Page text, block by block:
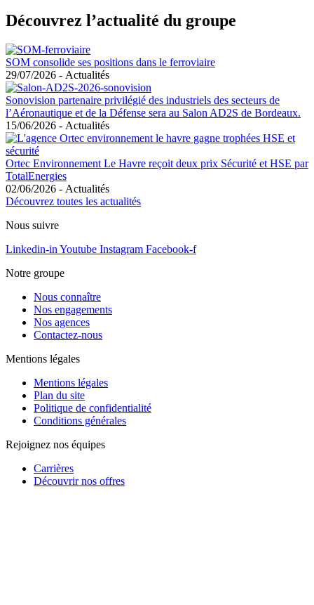
Découvrez l’actualité du groupe
SOM consolide ses positions dans le ferroviaire
29/07/2026 - Actualités
Sonovision partenaire privilégié des industriels des secteurs de
l’Aéronautique et de la Défense sera au Salon AD2S de Bordeaux.
15/06/2026 - Actualités
Ortec Environnement Le Havre reçoit deux prix Sécurité et HSE par
TotalEnergies
02/06/2026 - Actualités
Découvrez toutes les actualités
Nous suivre
Linkedin-inYoutube Instagram Facebook-f
Notre groupe
Nous connaître
Nos engagements
Nos agences
Contactez-nous
Mentions légales
Mentions légales
Plan du site
Politique de confidentialité
Conditions générales
Rejoignez nos équipes
Carrières
Découvrir nos offres